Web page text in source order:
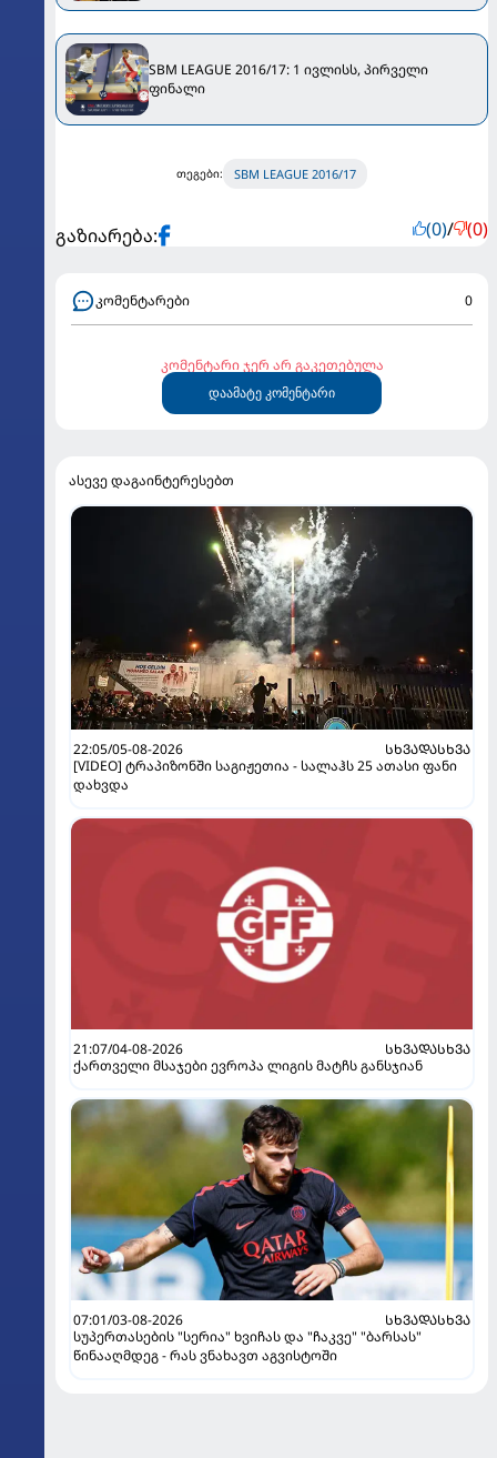
SBM LEAGUE 2016/17: 1 ივლისს, პირველი
ფინალი
თეგები: SBM LEAGUE 2016/17
გაზიარება: (0)/ (0)
კომენტარები 0
კომენტარი ჯერ არ გაკეთებულა
დაამატე კომენტარი
ასევე დაგაინტერესებთ
22:05/05-08-2026
ᲡᲮᲕᲐᲓᲐᲡᲮᲕᲐ
[VIDEO] ტრაპიზონში საგიჟეთია - სალაჰს 25 ათასი ფანი
დახვდა
21:07/04-08-2026
ᲡᲮᲕᲐᲓᲐᲡᲮᲕᲐ
ქართველი მსაჯები ევროპა ლიგის მატჩს განსჯიან
07:01/03-08-2026
ᲡᲮᲕᲐᲓᲐᲡᲮᲕᲐ
სუპერთასების "სერია" ხვიჩას და "ჩაკვე" "ბარსას"
წინააღმდეგ - რას ვნახავთ აგვისტოში